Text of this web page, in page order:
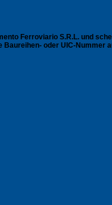
Ferroviario S.R.L. und
oder UIC-Nummer